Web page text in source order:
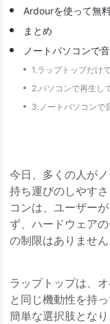
Ardourを使って無
まとめ
ノートパソコンで
1.ラップトップだけ
2.パソコンで再生し
3.ノートパソコンで
今日、多くの人が
持ち運びのしやす
コンは、ユーザー
ず、ハードウェア
の制限はありません
ラップトップは、
と同じ機動性を持
簡単な選択肢とな